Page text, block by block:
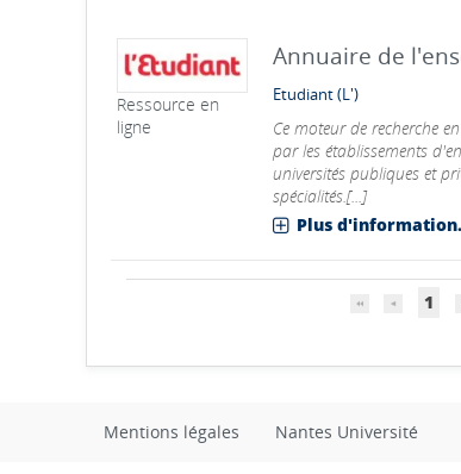
Ressource en
ligne
Annuaire de
Etudiant (L')
Ce moteur de recherche
par les établissements
universités publiques et
spécialités.[...]
Plus
1
Mentions légales Nantes Université